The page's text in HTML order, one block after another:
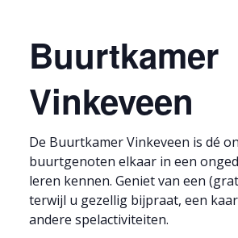
Buurtkamer
Vinkeveen
De Buurtkamer Vinkeveen is dé
buurtgenoten elkaar in een
leren kennen. Geniet van een
terwijl u gezellig bijpraat, een
andere spelactiviteiten.